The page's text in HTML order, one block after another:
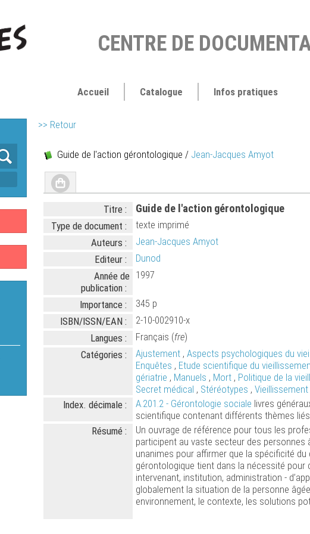
CENTRE DE
Accueil Catalogue Infos pratiques
>> Retour
Guide de l'action gérontologique / Jean-Jacques Amyot
Titre : Guide de l'action gérontologique
Type de document :
texte imprimé
Auteurs :
Jean-Jacques Amyot
Editeur :
Dunod
Année de
publication :
1997
Importance :
345 p
ISBN/ISSN/EAN :
2-10-002910-x
Langues :
Français (fre)
Catégories :
Ajustement ,Aspects psychologiques du
Enquêtes , Etude scientifique du
gériatrie , Manuels , Mort , Politique de la
Secret médical , Stéréotypes ,
Index. décimale :
A.201.2 - Gérontologie sociale livres
scientifique contenant différents thèmes
Résumé :
Un ouvrage de référence pour tous les
participent au vaste secteur des personnes
unanimes pour affirmer que la spécificité du
gérontologique tient dans la nécessité pour
intervenant, institution, administration -
globalement la situation de la personne
environnement, le contexte, les solutions